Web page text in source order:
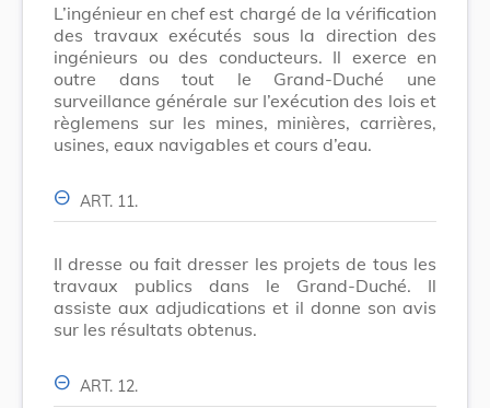
L’ingénieur en chef est chargé de la vérification
des travaux exécutés sous la direction des
ingénieurs ou des conducteurs. Il exerce en
outre dans tout le Grand-Duché une
surveillance générale sur I’exécution des lois et
règlemens sur les mines, minières, carrières,
usines, eaux navigables et cours d’eau.
ART. 11.
II dresse ou fait dresser les projets de tous les
travaux publics dans le Grand-Duché. Il
assiste aux adjudications et il donne son avis
sur les résultats obtenus.
ART. 12.